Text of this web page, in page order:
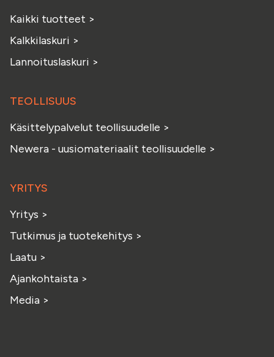
Kaikki tuotteet >
Kalkkilaskuri >
Lannoituslaskuri >
TEOLLISUUS
Käsittelypalvelut teollisuudelle >
Newera - uusiomateriaalit teollisuudelle >
YRITYS
Yritys >
Tutkimus ja tuotekehitys >
Laatu >
Ajankohtaista >
Media >